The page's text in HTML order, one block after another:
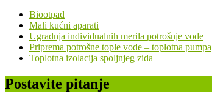
Biootpad
Mali kućni aparati
Ugradnja individualnih merila potrošnje vode
Priprema potrošne tople vode – toplotna pumpa
Toplotna izolacija spoljnjeg zida
Postavite pitanje